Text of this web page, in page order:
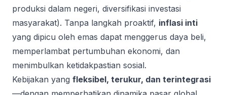
produksi dalam negeri, diversifikasi investasi
masyarakat). Tanpa langkah proaktif, inflasi inti
yang dipicu oleh emas dapat menggerus daya beli,
memperlambat pertumbuhan ekonomi, dan
menimbulkan ketidakpastian sosial.
Kebijakan yang fleksibel, terukur, dan terintegrasi